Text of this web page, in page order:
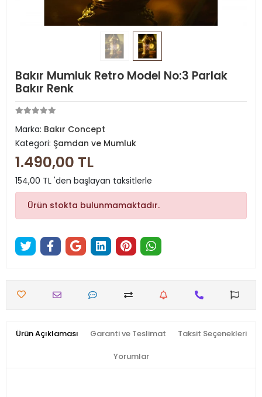
Bakır Mumluk Retro Model No:3 Parlak
Bakır Renk
Marka: Bakır Concept
Kategori: Şamdan ve Mumluk
1.490,00 TL
154,00 TL 'den başlayan taksitlerle
Ürün stokta bulunmamaktadır.
Ürün Açıklaması Garanti ve Teslimat Taksit Seçenekleri
Yorumlar